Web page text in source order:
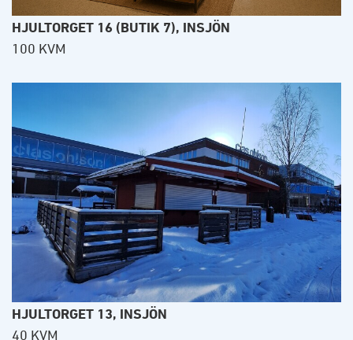
HJULTORGET 16 (BUTIK 7), INSJÖN
100 KVM
HJULTORGET 13, INSJÖN
40 KVM